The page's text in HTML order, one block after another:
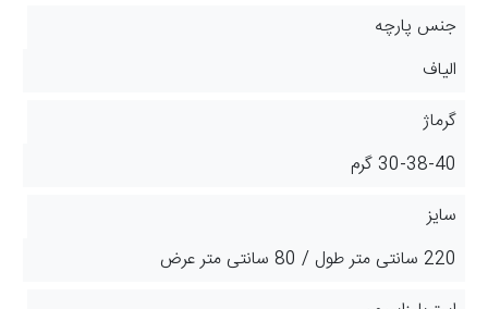
جنس پارچه
الیاف
گرماژ
30-38-40 گرم
سایز
220 سانتی متر طول / 80 سانتی متر عرض